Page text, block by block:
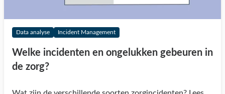
Data analyse Incident Management
Welke incidenten en ongelukken gebeuren in
de zorg?